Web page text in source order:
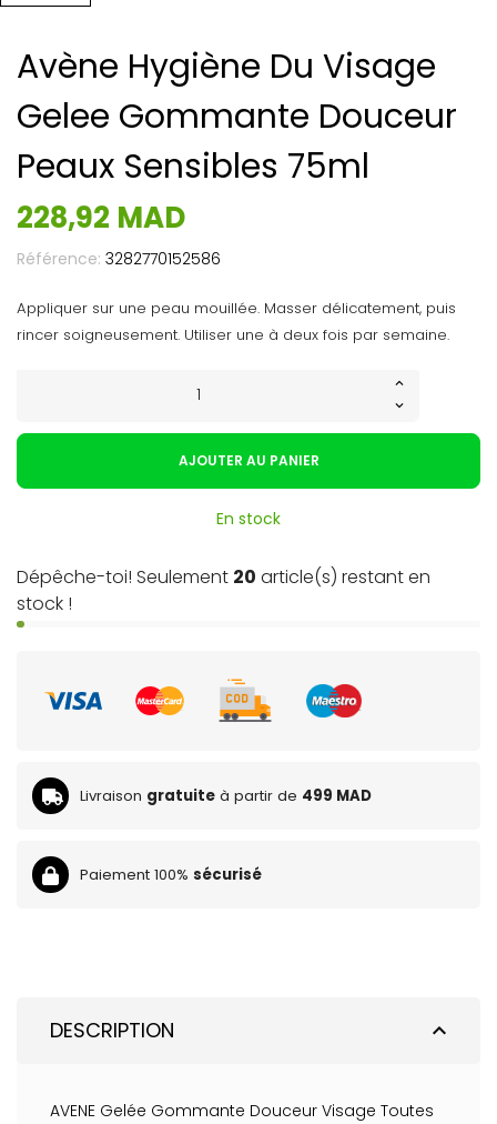
Avène Hygiène Du Visage
Gelee Gommante Douceur
Peaux Sensibles 75ml
228,92 MAD
Référence: 3282770152586
Appliquer sur une peau mouillée. Masser délicatement, puis
rincer soigneusement. Utiliser une à deux fois par semaine.
AJOUTER AU PANIER
En stock
Dépêche-toi! Seulement 20 article(s) restant en
stock !
Livraison gratuite à partir de 499 MAD
Paiement 100% sécurisé
expand_less
DESCRIPTION
AVENE Gelée Gommante Douceur Visage Toutes